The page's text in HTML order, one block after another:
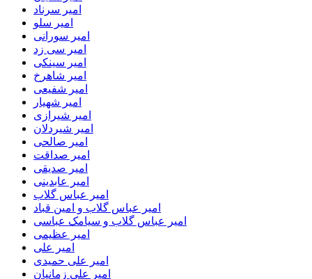
امیر سرناد
امیر سلو
امیر سورانی
امیر سی زد
امیر سینکی
امیر شاهرخ
امیر شفیعی
امیر شهیار
امیر شیرازی
امیر شیردلان
امیر صالحی
امیر صداقت
امیر صدیقی
امیر عابدینی
امیر عباس گلاب
امیر عباس گلاب و امین قباد
امیر عباس گلاب و سیامک عباسی
امیر عظیمی
امیر علی
امیر علی حمیدی
امیر علی زمانیان